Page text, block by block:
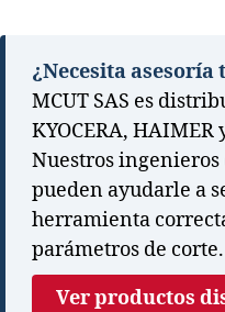
¿Necesita asesoría
MCUT SAS es
KYOCERA,
Nuestros
pueden ayudarle a
herramienta
parámetros de corte.
Ver productos